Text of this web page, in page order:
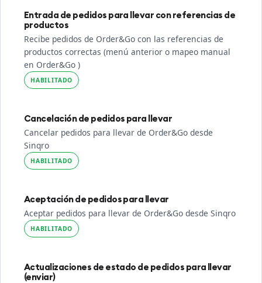
Entrada de pedidos para llevar con referencias de
productos
Recibe pedidos de Order&Go con las referencias de
productos correctas (menú anterior o mapeo manual
en Order&Go )
HABILITADO
Cancelación de pedidos para llevar
Cancelar pedidos para llevar de Order&Go desde
Sinqro
HABILITADO
Aceptación de pedidos para llevar
Aceptar pedidos para llevar de Order&Go desde Sinqro
HABILITADO
Actualizaciones de estado de pedidos para llevar
(enviar)